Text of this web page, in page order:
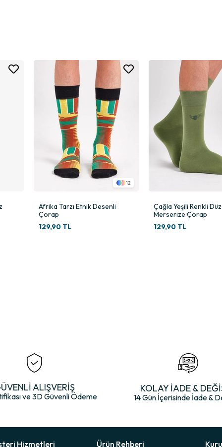
etmeyen bir dokunuş sağlar. Gerçek burun dikişsiz görünüm,
süre tüylenmeden, formunu kaybetmeden kullanılmasını mümkün
kaliteli, dayanıklı ve pürüzsüz olmasını sağlayan modern bir iplik
vermesini engeller.
alabilir bir yapı sunar. Uzun süre kullanımda dahi tahriş etmez.
konforu iki kat fazla hissedilir.
ayak yapısına sahip kullanıcılar için büyük avantaj sağlar.
hâle gelir. Günlük kullanımda dahi estetik görüntü bozulmaz.
12
Afrika Tarzı Etnik Desenli
Çorap
129,90 TL
Çağla Yeşili Renkli Düz
Merserize Çorap
129,90 TL
ALIŞVERİŞ
ve 3D Güvenli Ödeme
KOLAY İADE &
14 Gün İçerisinde İade &
Hizmetleri Ürün Rehberi